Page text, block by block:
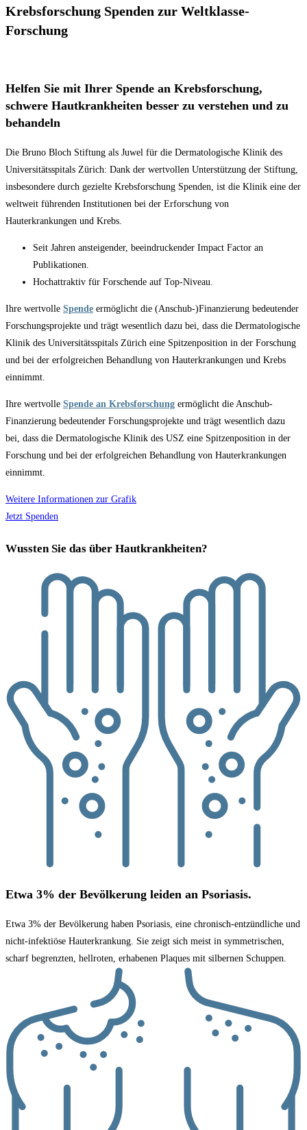
Krebsforschung Spenden zur Weltklasse-
Forschung
Helfen Sie mit Ihrer Spende an Krebsforschung,
schwere Hautkrankheiten besser zu verstehen und zu
behandeln
Die Bruno Bloch Stiftung als Juwel für die Dermatologische Klinik des
Universitätsspitals Zürich: Dank der wertvollen Unterstützung der Stiftung,
insbesondere durch gezielte Krebsforschung Spenden, ist die Klinik eine der
weltweit führenden Institutionen bei der Erforschung von
Hauterkrankungen und Krebs.
Seit Jahren ansteigender, beeindruckender Impact Factor an
Publikationen.
Hochattraktiv für Forschende auf Top-Niveau.
Ihre wertvolle Spende ermöglicht die (Anschub-)Finanzierung bedeutender
Forschungsprojekte und trägt wesentlich dazu bei, dass die Dermatologische
Klinik des Universitätsspitals Zürich eine Spitzenposition in der Forschung
und bei der erfolgreichen Behandlung von Hauterkrankungen und Krebs
einnimmt.
Ihre wertvolle Spende an Krebsforschung ermöglicht die Anschub-
Finanzierung bedeutender Forschungsprojekte und trägt wesentlich dazu
bei, dass die Dermatologische Klinik des USZ eine Spitzenposition in der
Forschung und bei der erfolgreichen Behandlung von Hauterkrankungen
einnimmt.
Weitere Informationen zur Grafik
Jetzt Spenden
Wussten Sie das über Hautkrankheiten?
Etwa 3% der Bevölkerung leiden an Psoriasis.​
Etwa 3% der Bevölkerung haben Psoriasis, eine chronisch-entzündliche und
nicht-infektiöse Hauterkrankung. Sie zeigt sich meist in symmetrischen,
scharf begrenzten, hellroten, erhabenen Plaques mit silbernen Schuppen.